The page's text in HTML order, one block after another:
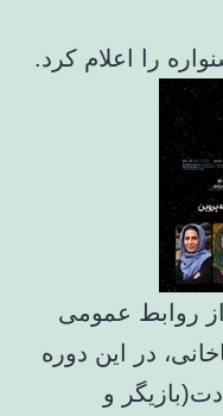
را اعلام کرد.
روابط عمومی
در این دوره
و